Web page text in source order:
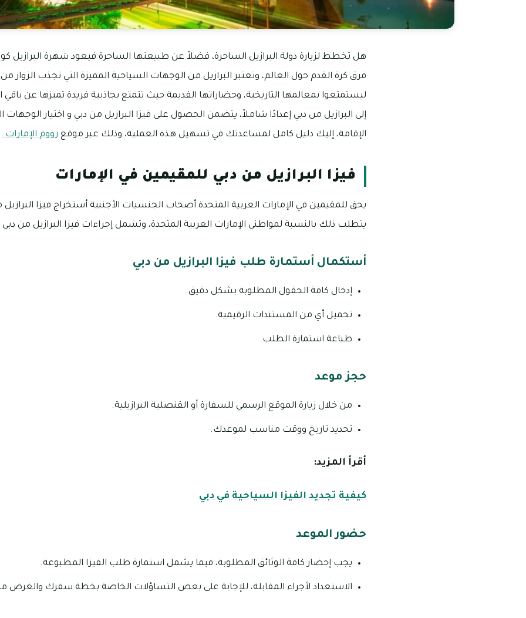
هل تخطط لزيارة دولة البرازيل الساحرة، فضلاً عن طبيعتها الساحرة فيعود شهرة البرازيل
فرق كرة القدم حول العالم، وتعتبر البرازيل من الوجهات السياحية المميزة التي تجذب الزوار من
ليستمتعوا بمعالمها التاريخية، وحضاراتها القديمة حيث تتمتع بجاذبية فريدة تميزها عن
إلى البرازيل من دبي إعدادًا شاملاً، يتضمن الحصول على فيزا البرازيل من دبي و اختيار الوجهات
الإقامة، إليك دليل كامل لمساعدتك في تسهيل هذه العملية، وذلك عبر موقع زووم الإمارات.
فيزا البرازيل من دبي للمقيمين في الإمارات
يحق للمقيمين في الإمارات العربية المتحدة أصحاب الجنسيات الأجنبية أستخراج فيزا
يتطلب ذلك بالنسبة لمواطني الإمارات العربية المتحدة، وتشمل إجراءات فيزا البرازيل من دبي
أستكمال أستمارة طلب فيزا البرازيل من دبي
إدخال كافة الحقول المطلوبة بشكل دقيق.
تحميل أي من المستندات الرقيمية.
طباعة استمارة الطلب.
حجز موعد
من خلال زيارة الموقع الرسمي للسفارة أو القنصلية البرازيلية.
تحديد تاريخ ووقت مناسب لموعدك.
أقرأ المزيد:
كيفية تجديد الفيزا السياحية في دبي
حضور الموعد
يجب إحضار كافة الوثائق المطلوبة، فيما يشمل استمارة طلب الفيزا المطبوعة.
الاستعداد لأجراء المقابلة، للإجابة على بعض التساؤلات الخاصة بخطة سفرك والغرض من